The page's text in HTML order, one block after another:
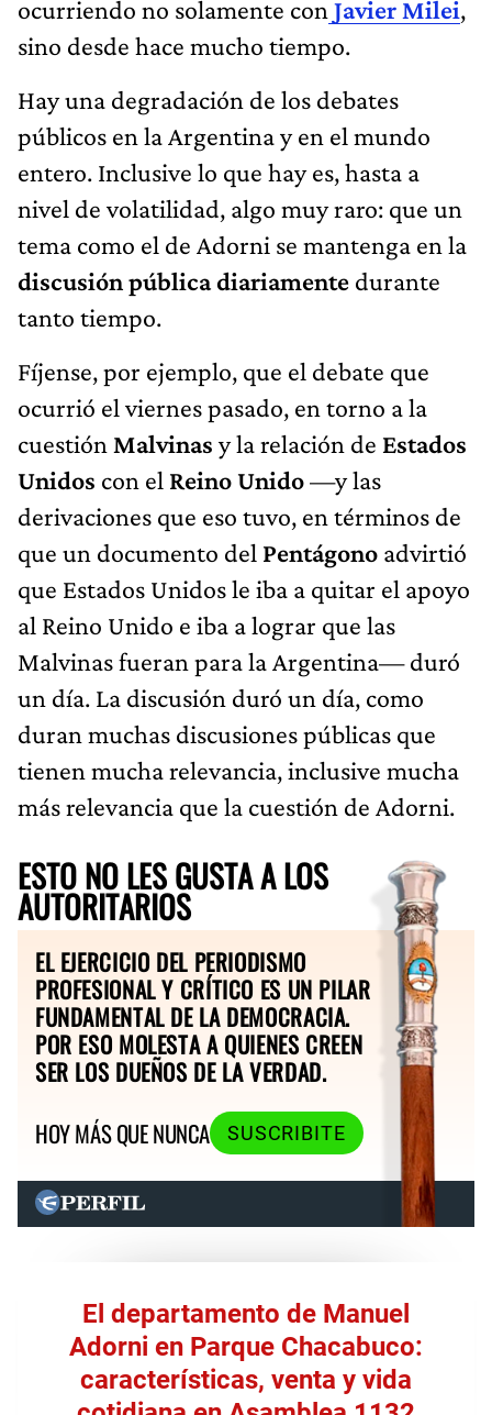
ocurriendo no solamente con Javier Milei,
sino desde hace mucho tiempo.
Hay una degradación de los debates
públicos en la Argentina y en el mundo
entero. Inclusive lo que hay es, hasta a
nivel de volatilidad, algo muy raro: que un
tema como el de Adorni se mantenga en la
discusión pública diariamente durante
tanto tiempo.
Fíjense, por ejemplo, que el debate que
ocurrió el viernes pasado, en torno a la
cuestión Malvinas y la relación de Estados
Unidos con el Reino Unido—y las
derivaciones que eso tuvo, en términos de
que un documento del Pentágono advirtió
que Estados Unidos le iba a quitar el apoyo
al Reino Unido e iba a lograr que las
Malvinas fueran para la Argentina— duró
un día. La discusión duró un día, como
duran muchas discusiones públicas que
tienen mucha relevancia, inclusive mucha
más relevancia que la cuestión de Adorni.
ESTO NO LES GUSTA A LOS
AUTORITARIOS
EL EJERCICIO DEL PERIODISMO
PROFESIONAL Y CRÍTICO ES UN PILAR
FUNDAMENTAL DE LA DEMOCRACIA.
POR ESO MOLESTA A QUIENES CREEN
SER LOS DUEÑOS DE LA VERDAD.
HOY MÁS QUE NUNCA
SUSCRIBITE
El departamento de Manuel
Adorni en Parque Chacabuco:
características, venta y vida